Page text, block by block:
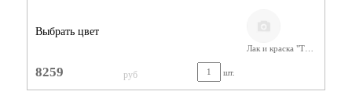
Выбрать цвет
Лак и краска "Тиккурила"
8259 руб шт.